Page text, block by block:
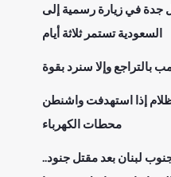
جدة في زيارة رسمية إلى
السعودية تستمر ثلاثة أيام
بالتراجع وإلا سنرد بقوة
إذا استهدفت واشنطن
محطات الكهرباء
لبنان بعد مقتل جنود..